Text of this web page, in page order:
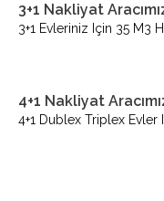
3+1 Nakliyat
3+1 Evleriniz Için 35 M3
4+1 Nakliyat
4+1 Dublex Triplex Evler